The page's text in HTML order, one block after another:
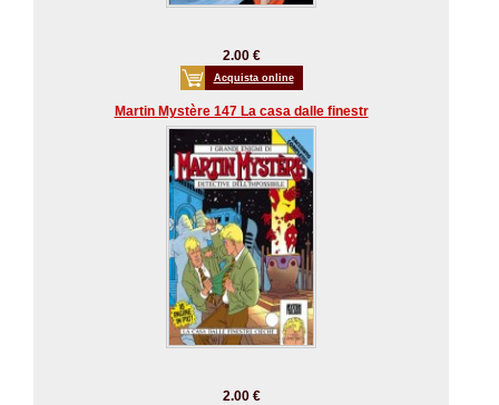
2.00 €
Acquista online
Martin Mystère 147 La casa dalle finestr
2.00 €